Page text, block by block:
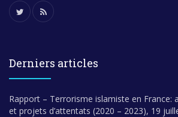
Derniers articles
Rapport – Terrorisme islamiste en France:
et projets d’attentats (2020 – 2023), 19